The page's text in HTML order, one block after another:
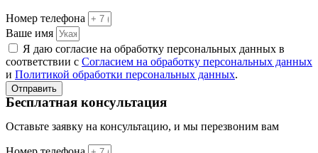
Номер телефона
Ваше имя
Я даю согласие на обработку персональных данных в
соответствии с Согласием на обработку персональных данных
и Политикой обработки персональных данных.
Отправить
Бесплатная консультация
Оставьте заявку на консультацию, и мы перезвоним вам